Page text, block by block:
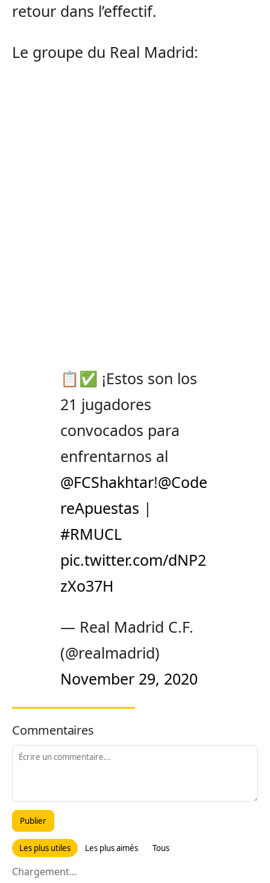
retour dans l’effectif.
Le groupe du Real Madrid:
📋✅ ¡Estos son los
21 jugadores
convocados para
enfrentarnos al
@FCShakhtar!@Code
reApuestas |
#RMUCL
pic.twitter.com/dNP2
zXo37H
— Real Madrid C.F.
(@realmadrid)
November 29, 2020
Commentaires
Publier
Les plus utiles Les plus aimés Tous
Chargement...